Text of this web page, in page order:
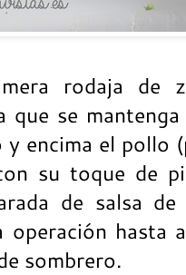
rodaja de
que se
y encima el pollo
su toque de
de salsa
operación hasta
sombrero.